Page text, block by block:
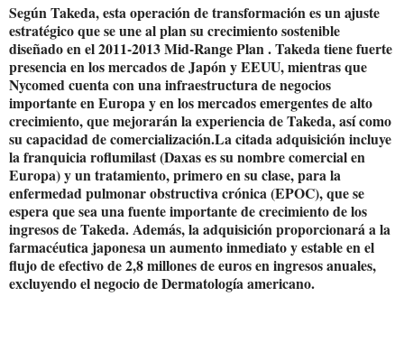
Según Takeda, esta operación de transformación es un ajuste
estratégico que se une al plan su crecimiento sostenible
diseñado en el 2011-2013 Mid-Range Plan . Takeda tiene fuerte
presencia en los mercados de Japón y EEUU, mientras que
Nycomed cuenta con una infraestructura de negocios
importante en Europa y en los mercados emergentes de alto
crecimiento, que mejorarán la experiencia de Takeda, así como
su capacidad de comercialización.La citada adquisición incluye
la franquicia roflumilast (Daxas es su nombre comercial en
Europa) y un tratamiento, primero en su clase, para la
enfermedad pulmonar obstructiva crónica (EPOC), que se
espera que sea una fuente importante de crecimiento de los
ingresos de Takeda. Además, la adquisición proporcionará a la
farmacéutica japonesa un aumento inmediato y estable en el
flujo de efectivo de 2,8 millones de euros en ingresos anuales,
excluyendo el negocio de Dermatología americano.